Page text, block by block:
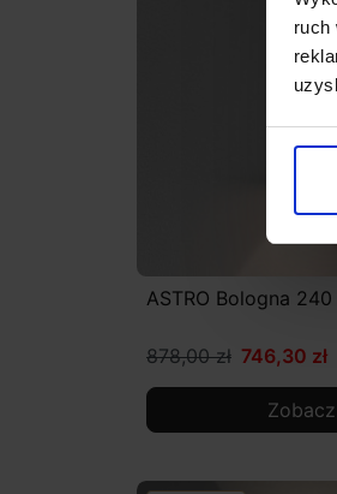
ruch
ASTRO Bologna
878,00 zł 746,30 zł